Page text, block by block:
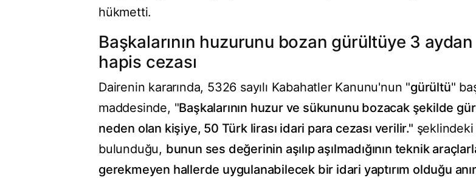
hükmetti.
Başkalarının huzurunu bozan gürültüye 3 aydan
hapis cezası
Dairenin kararında, 5326 sayılı Kabahatler Kanunu'nun "gürültü"
maddesinde, "Başkalarının huzur ve sükununu bozacak şekilde
neden olan kişiye, 50 Türk lirası idari para cezası verilir."
bulunduğu, bunun ses değerinin aşılıp aşılmadığının teknik
gerekmeyen hallerde uygulanabilecek bir idari yaptırım olduğu